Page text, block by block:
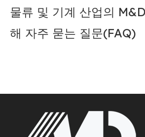
물류 및 기계 산업의
해 자주 묻는 질문(FAQ)